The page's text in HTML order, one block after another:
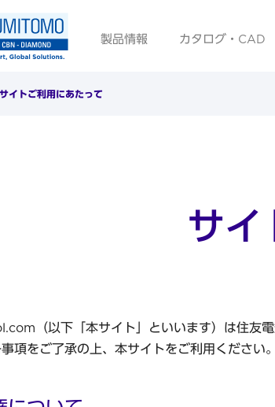
製品情報 カタログ・CAD
サイトご利用にあたって
サ
（以下「本サイト」といいます）は住友
項をご了承の上、本サイトをご利用ください。